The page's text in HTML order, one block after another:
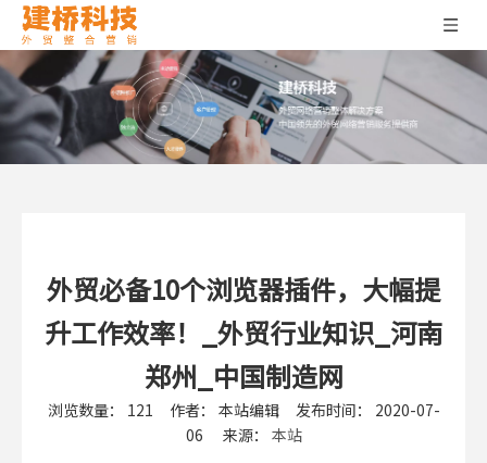
外贸必备10个浏览器插件，大幅提
升工作效率！_外贸行业知识_河南
郑州_中国制造网
浏览数量： 121 作者： 本站编辑 发布时间： 2020-07-
06 来源： 本站